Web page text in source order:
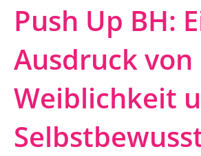
Push Up BH:
Ausdruck von
Weiblichkeit